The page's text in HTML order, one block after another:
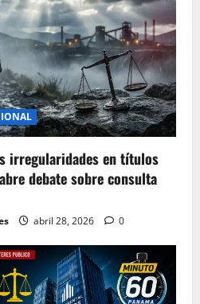
irregularidades en títulos
debate sobre consulta
abril 28, 2026 0